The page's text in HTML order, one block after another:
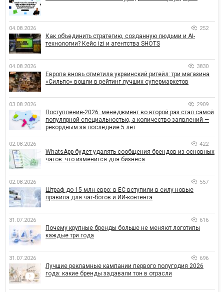
04.08.2026 252
Как объединить стратегию, созданную людьми и AI-
технологии? Кейс izi и агентства SHOTS
04.08.2026 3830
Европа вновь отметила украинский ритейл: три магазина
«Сильпо» вошли в рейтинг лучших супермаркетов
03.08.2026 2909
Поступление-2026: менеджмент во второй раз стал самой
популярной специальностью, а количество заявлений —
рекордным за последние 5 лет
02.08.2026 422
WhatsApp будет удалять сообщения брендов из основных
чатов: что изменится для бизнеса
02.08.2026 557
Штраф до 15 млн евро: в ЕС вступили в силу новые
правила для чат-ботов и ИИ-контента
31.07.2026 616
Почему крупные бренды больше не меняют логотипы
каждые три года
31.07.2026 696
Лучшие рекламные кампании первого полугодия 2026
года: какие бренды задавали тон в отрасли